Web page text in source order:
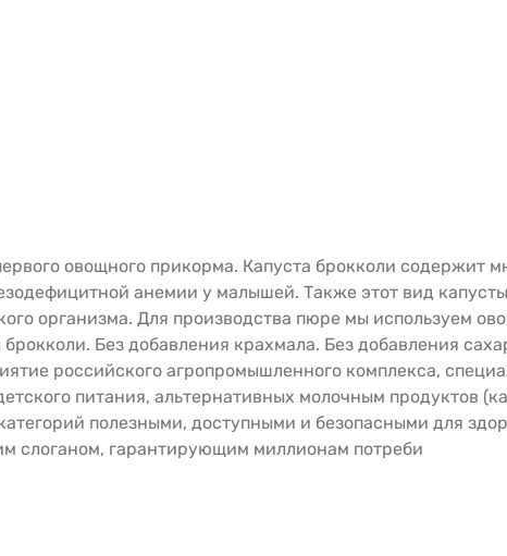
овощного прикорма. Капуста брокколи содержит
анемии у малышей. Также этот вид
организма. Для производства пюре мы используем
Без добавления крахмала. Без добавления
российского агропромышленного комплекса,
питания, альтернативных молочным продуктов
полезными, доступными и безопасными для
слоганом, гарантирующим миллионам потреби